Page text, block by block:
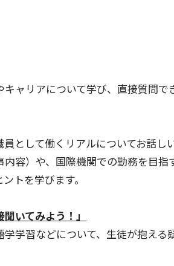
ャリアについて学び、直接質問で
として働くリアルについてお話し
容）や、国際機関での勤務を目指
トを学びます。
いてみよう！」
学習などについて、生徒が抱える